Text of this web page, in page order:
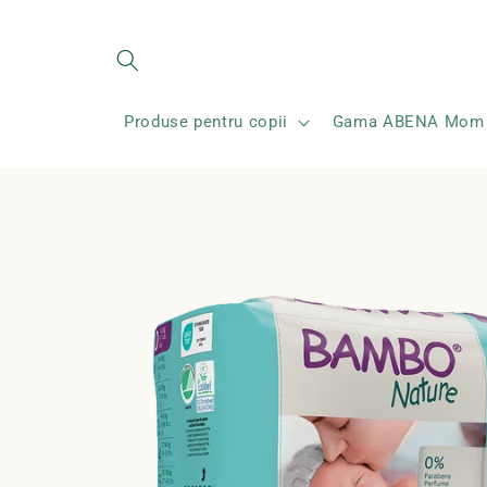
Produse pentru copii Gama ABENA Mom